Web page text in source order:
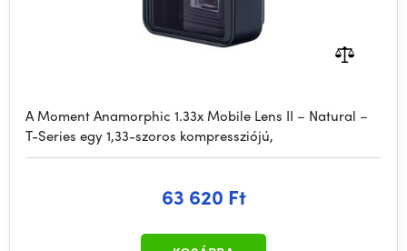
A Moment Anamorphic 1.33x Mobile Lens II – Natural –
T-Series egy 1,33-szoros kompressziójú,
63 620 Ft